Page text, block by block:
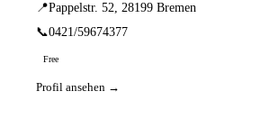
📍Pappelstr. 52, 28199 Bremen
📞0421/59674377
Free
Profil ansehen →